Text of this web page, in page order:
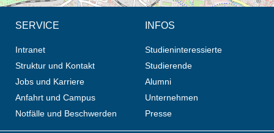
SERVICE
Intranet
Struktur und Kontakt
Jobs und Karriere
Anfahrt und Campus
Notfälle und Beschwerden
INFOS
Studieninteressierte
Studierende
Alumni
Unternehmen
Presse